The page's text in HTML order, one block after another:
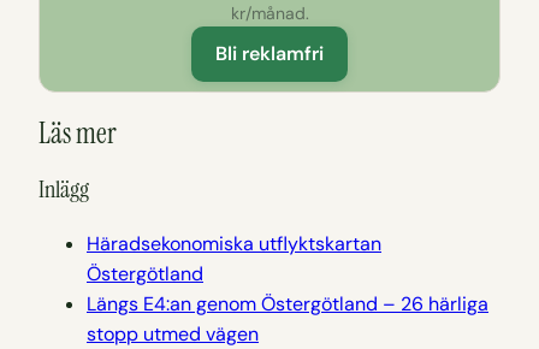
kr/månad.
Bli reklamfri
Läs mer
Inlägg
Häradsekonomiska utflyktskartan
Östergötland
Längs E4:an genom Östergötland – 26 härliga
stopp utmed vägen